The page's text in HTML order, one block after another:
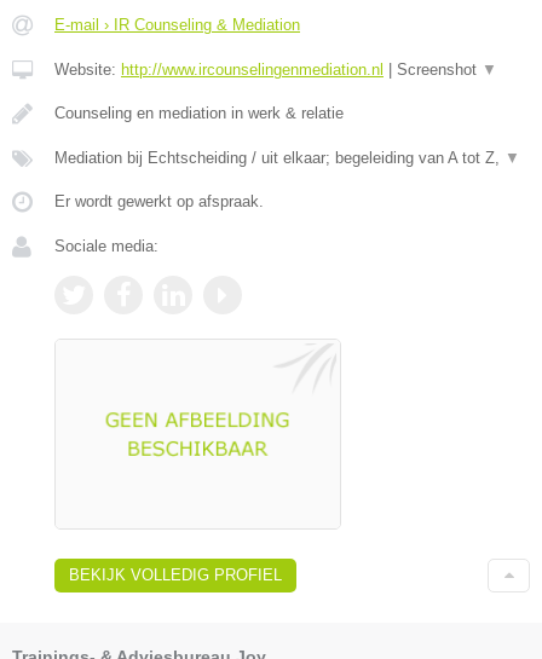
E-mail › IR Counseling & Mediation
Website: http://www.ircounselingenmediation.nl Screenshot ▼
Counseling en mediation in werk & relatie
Mediation bij Echtscheiding / uit elkaar; begeleiding van A tot Z, ▼
Er wordt gewerkt op afspraak.
Sociale media:
BEKIJK VOLLEDIG PROFIEL